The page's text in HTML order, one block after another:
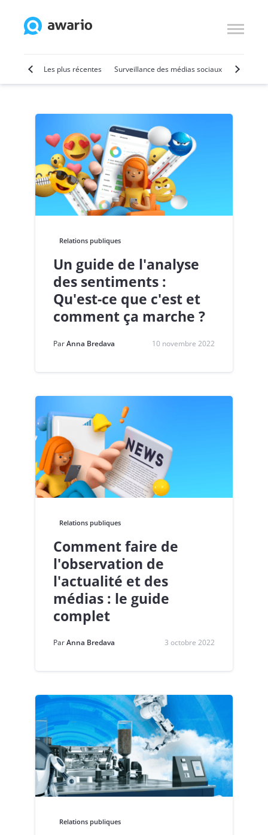
vidéo Les plus récentes Surveillance des médias sociaux SMM
Relations publiques
Un guide de l'analyse
des sentiments :
Qu'est-ce que c'est et
comment ça marche ?
ParAnna Bredava 10 novembre 2022
Relations publiques
Comment faire de
l'observation de
l'actualité et des
médias : le guide
complet
ParAnna Bredava 3 octobre 2022
Relations publiques